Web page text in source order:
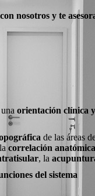
nosotros y te
orientación clínica
de las áreas
correlación
, la
del sistema